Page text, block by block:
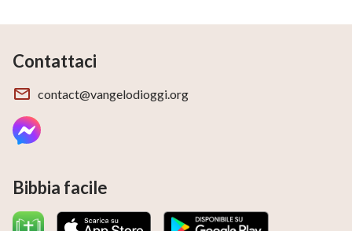
Contattaci
contact@vangelodioggi.org
Bibbia facile